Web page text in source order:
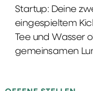
Startup: Deine
eingespieltem
Tee und Wasser
gemeinsamen